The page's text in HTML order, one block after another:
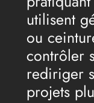
utilisent
ou
contrôler
rediriger
projets